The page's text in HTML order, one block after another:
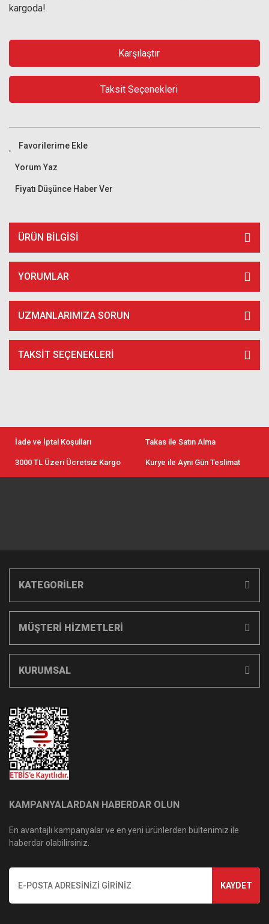
kargoda!
Karşılaştır
Taksit Seçenekleri
Yorum Yaz
Fiyatı Düşünce Haber Ver
ÜRÜN BILGISI
YORUMLAR
UZMANLARIMIZA SORUN
TAKSIT SEÇENEKLERI
İade ve İptal Koşulları Takas ile Satın Alma
3000 TL Üzeri Ücretsiz Kargo Kurye ile Aynı Gün Teslimat
KATEGORİLER
MÜŞTERİ HİZMETLERİ
KURUMSAL
KAMPANYALARDAN HABERDAR OLUN
En avantajlı kampanyalar ve en yeni ürünlerden bültenimiz ile
haberdar olabilirsiniz.
KAYDET